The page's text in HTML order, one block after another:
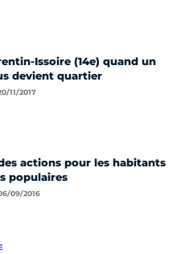
Issoire (14e) quand un
devient quartier
11/2017
actions pour les habitants
populaires
09/2016